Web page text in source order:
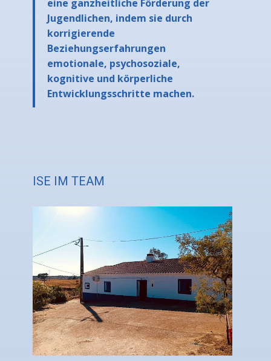
eine ganzheitliche Förderung der
Jugendlichen, indem sie durch
korrigierende
Beziehungserfahrungen
emotionale, psychosoziale,
kognitive und körperliche
Entwicklungsschritte machen.
ISE IM TEAM